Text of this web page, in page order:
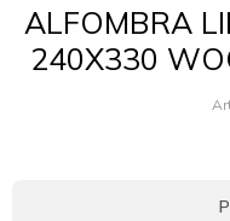
ALFOMBRA
240X330